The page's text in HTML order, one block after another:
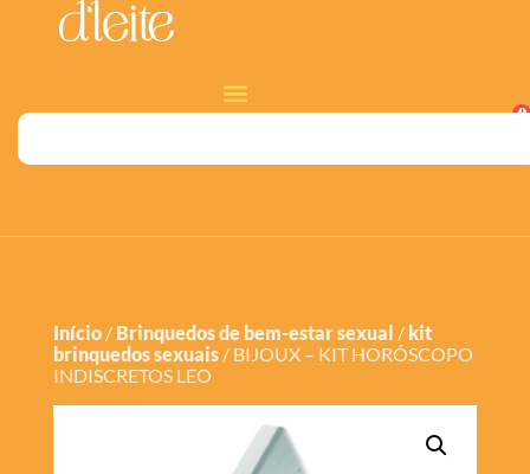
0
Início/ Brinquedos de bem-estar sexual / kit
brinquedos sexuais/ BIJOUX – KIT HORÓSCOPO
INDISCRETOS LEO